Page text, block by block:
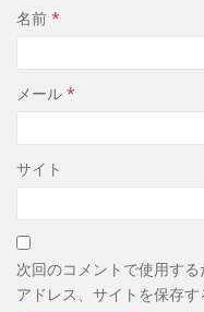
名前 *
メール *
サイト
次回のコメントで使用す
アドレス、サイトを保存す